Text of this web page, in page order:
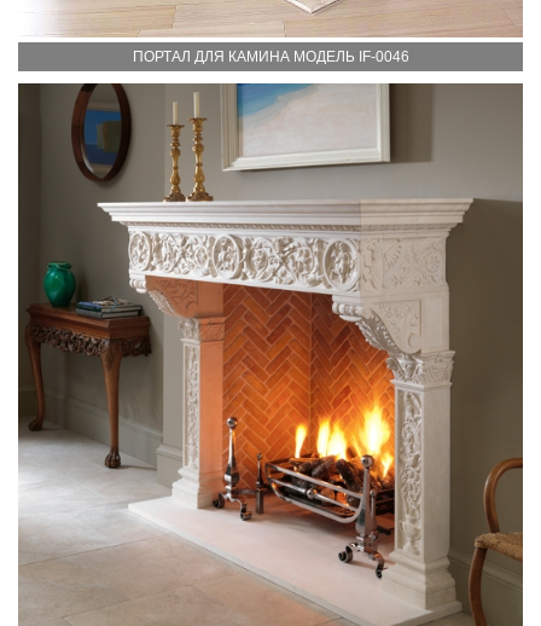
ПОРТАЛ ДЛЯ КАМИНА МОДЕЛЬ IF-0046